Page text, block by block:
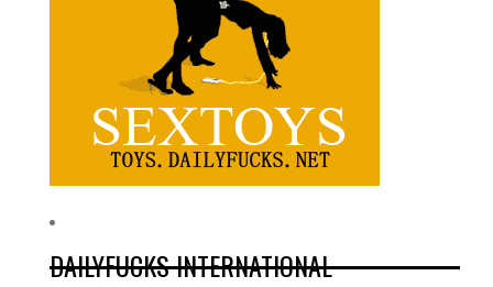
DAILYFUCKS INTERNATIONAL